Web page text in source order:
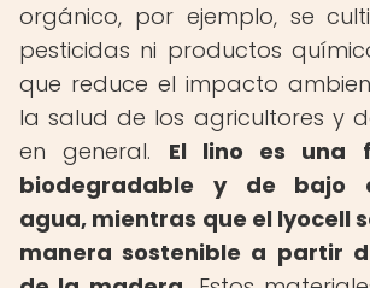
orgánico, por ejemplo, se
pesticidas ni productos
que reduce el impacto
la salud de los agricultores y
en general. El lino es una
biodegradable y de bajo
agua, mientras que el lyocell
manera sostenible a partir